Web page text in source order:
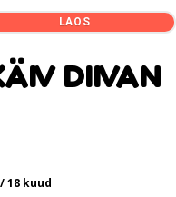
LAOS
DIIVAN
/ 18 kuud